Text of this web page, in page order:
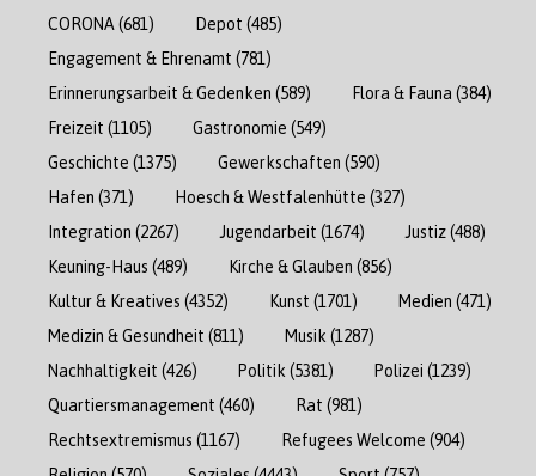
CORONA (681) Depot (485)
Engagement & Ehrenamt (781)
Erinnerungsarbeit & Gedenken (589) Flora & Fauna (384)
Freizeit (1105) Gastronomie (549)
Geschichte (1375) Gewerkschaften (590)
Hafen (371) Hoesch & Westfalenhütte (327)
Integration (2267) Jugendarbeit (1674) Justiz(488)
Keuning-Haus (489) Kirche & Glauben (856)
Kultur & Kreatives (4352) Kunst (1701) Medien (471)
Medizin & Gesundheit (811) Musik (1287)
Nachhaltigkeit (426) Politik (5381) Polizei (1239)
Quartiersmanagement (460) Rat (981)
Rechtsextremismus (1167) Refugees Welcome (904)